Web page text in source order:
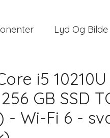
Lyd Og Bilde
i5
GB SSD
- Wi-Fi 6 -